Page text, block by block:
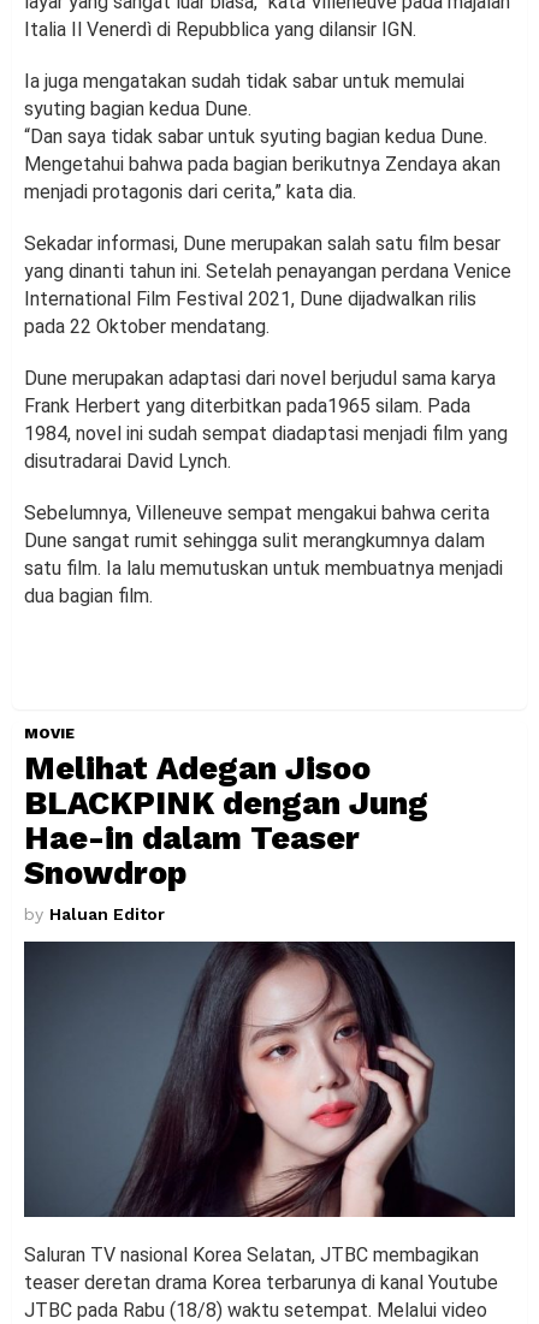
Italia Il Venerdì di Repubblica yang dilansir IGN.
Ia juga mengatakan sudah tidak sabar untuk memulai
syuting bagian kedua Dune.
“Dan saya tidak sabar untuk syuting bagian kedua Dune.
Mengetahui bahwa pada bagian berikutnya Zendaya akan
menjadi protagonis dari cerita,” kata dia.
Sekadar informasi, Dune merupakan salah satu film besar
yang dinanti tahun ini. Setelah penayangan perdana Venice
International Film Festival 2021, Dune dijadwalkan rilis
pada 22 Oktober mendatang.
Dune merupakan adaptasi dari novel berjudul sama karya
Frank Herbert yang diterbitkan pada1965 silam. Pada
1984, novel ini sudah sempat diadaptasi menjadi film yang
disutradarai David Lynch.
Sebelumnya, Villeneuve sempat mengakui bahwa cerita
Dune sangat rumit sehingga sulit merangkumnya dalam
satu film. Ia lalu memutuskan untuk membuatnya menjadi
dua bagian film.
MOVIE
Melihat Adegan Jisoo
BLACKPINK dengan Jung
Hae-in dalam Teaser
Snowdrop
by Haluan Editor
Saluran TV nasional Korea Selatan, JTBC membagikan
teaser deretan drama Korea terbarunya di kanal Youtube
JTBC pada Rabu (18/8) waktu setempat. Melalui video